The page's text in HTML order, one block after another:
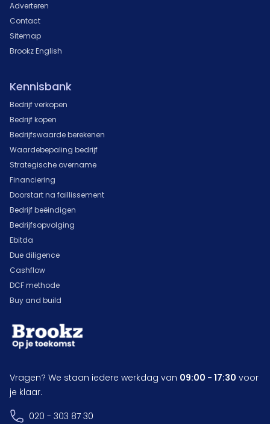
Adverteren
Contact
Sitemap
Brookz English
Kennisbank
Bedrijf verkopen
Bedrijf kopen
Bedrijfswaarde berekenen
Waardebepaling bedrijf
Strategische overname
Financiering
Doorstart na faillissement
Bedrijf beëindigen
Bedrijfsopvolging
Ebitda
Due diligence
Cashflow
DCF methode
Buy and build
Vragen? We staan iedere werkdag van 09:00 - 17:30 voor
je klaar.
020 - 303 87 30